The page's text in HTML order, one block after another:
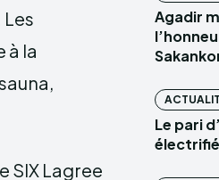
à la
SIX Lagree
Agadir
Le pari